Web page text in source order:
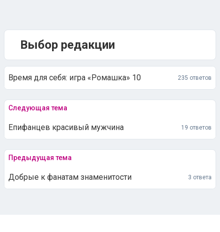
Выбор редакции
Время для себя: игра «Ромашка» 10 235 ответов
Следующая тема
Епифанцев красивый мужчина 19 ответов
Предыдущая тема
Добрые к фанатам знаменитости 3 ответа